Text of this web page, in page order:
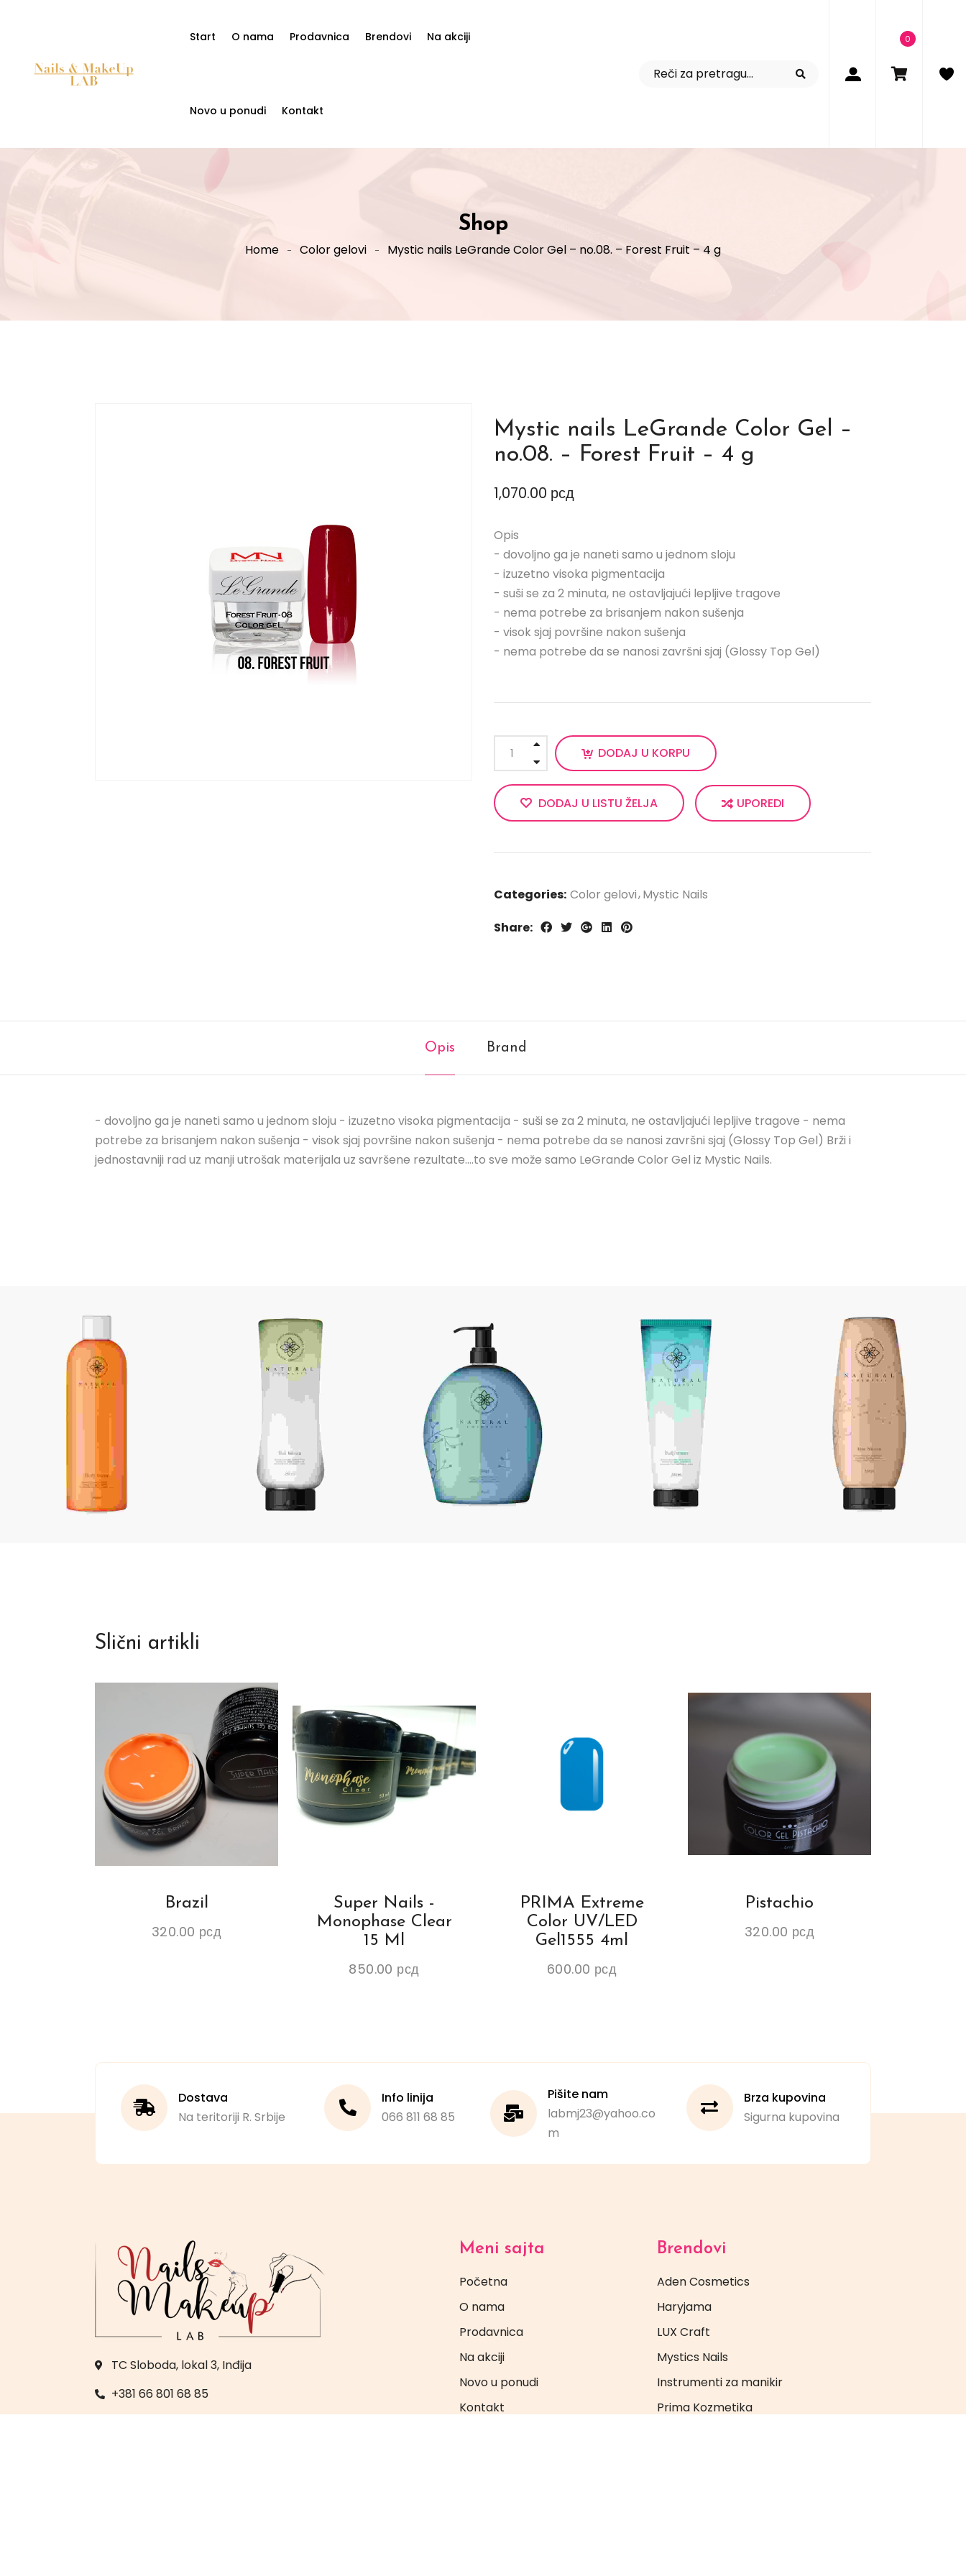
Start O nama Prodavnica Brendovi Na akciji
Novo u ponudi Kontakt
0
Shop
Home Color gelovi Mystic nails LeGrande Color Gel – no.08. – Forest Fruit – 4 g
Mystic nails LeGrande Color Gel –
no.08. – Forest Fruit – 4 g
1,070.00 рсд
Opis
- dovoljno ga je naneti samo u jednom sloju
- izuzetno visoka pigmentacija
- suši se za 2 minuta, ne ostavljajući lepljive tragove
- nema potrebe za brisanjem nakon sušenja
- visok sjaj površine nakon sušenja
- nema potrebe da se nanosi završni sjaj (Glossy Top Gel)
DODAJ U KORPU
DODAJ U LISTU ŽELJA UPOREDI
Categories: Color gelovi Mystic Nails
Share:
Opis Brand
- dovoljno ga je naneti samo u jednom sloju - izuzetno visoka pigmentacija - suši se za 2 minuta, ne ostavljajući lepljive tragove - nema
potrebe za brisanjem nakon sušenja - visok sjaj površine nakon sušenja - nema potrebe da se nanosi završni sjaj (Glossy Top Gel) Brži i
jednostavniji rad uz manji utrošak materijala uz savršene rezultate....to sve može samo LeGrande Color Gel iz Mystic Nails.
Slični artikli
Brazil
320.00 рсд
Super Nails -
Monophase Clear
15 Ml
850.00 рсд
PRIMA Extreme
Color UV/LED
Gel1555 4ml
600.00 рсд
Pistachio
320.00 рсд
Dostava
Na teritoriji R. Srbije
Info linija
066 811 68 85
Pišite nam
labmj23@yahoo.co
m
Brza kupovina
Sigurna kupovina
TC Sloboda, lokal 3, Inđija
+381 66 801 68 85
Meni sajta
Početna
O nama
Prodavnica
Na akciji
Novo u ponudi
Kontakt
Brendovi
Aden Cosmetics
Haryjama
LUX Craft
Mystics Nails
Instrumenti za manikir
Prima Kozmetika